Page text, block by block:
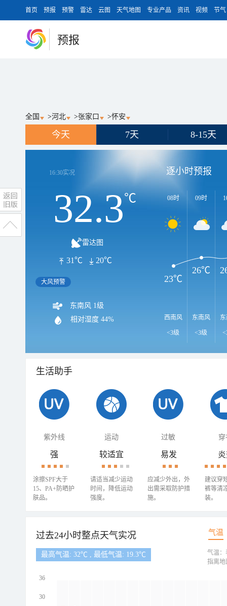
首页 预报 预警 雷达 云图 天气地图 专业产品 资讯 视频 节气
预报
全国 >河北 >张家口 >怀安
今天 7天 8-15天
16:30实况
32.3℃
雷达图
31℃ 20℃
大风预警
东南风 1级
相对湿度 44%
逐小时预报
08时
西南风
<3级
09时
东南风
<3级
23℃
26℃
生活助手
紫外线 运动 过敏 穿
强
涂擦SPF大于
15、PA+防晒护
肤品。
较适宜
请适当减少运动
时间，降低运动
强度。
易发
应减少外出，外
出需采取防护措
施。
建议穿
裤等清
装。
过去24小时整点天气实况 气温
最高气温: 32℃ , 最低气温: 19.3℃
36
30
气温：
指离地